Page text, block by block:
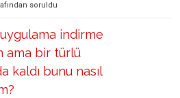
soruldu
indirme
ama bir türlü
kaldı bunu nasıl